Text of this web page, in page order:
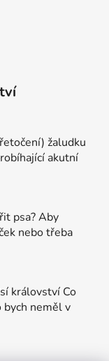
žaludku
akutní
psa? Aby
nebo třeba
království Co
bych neměl v